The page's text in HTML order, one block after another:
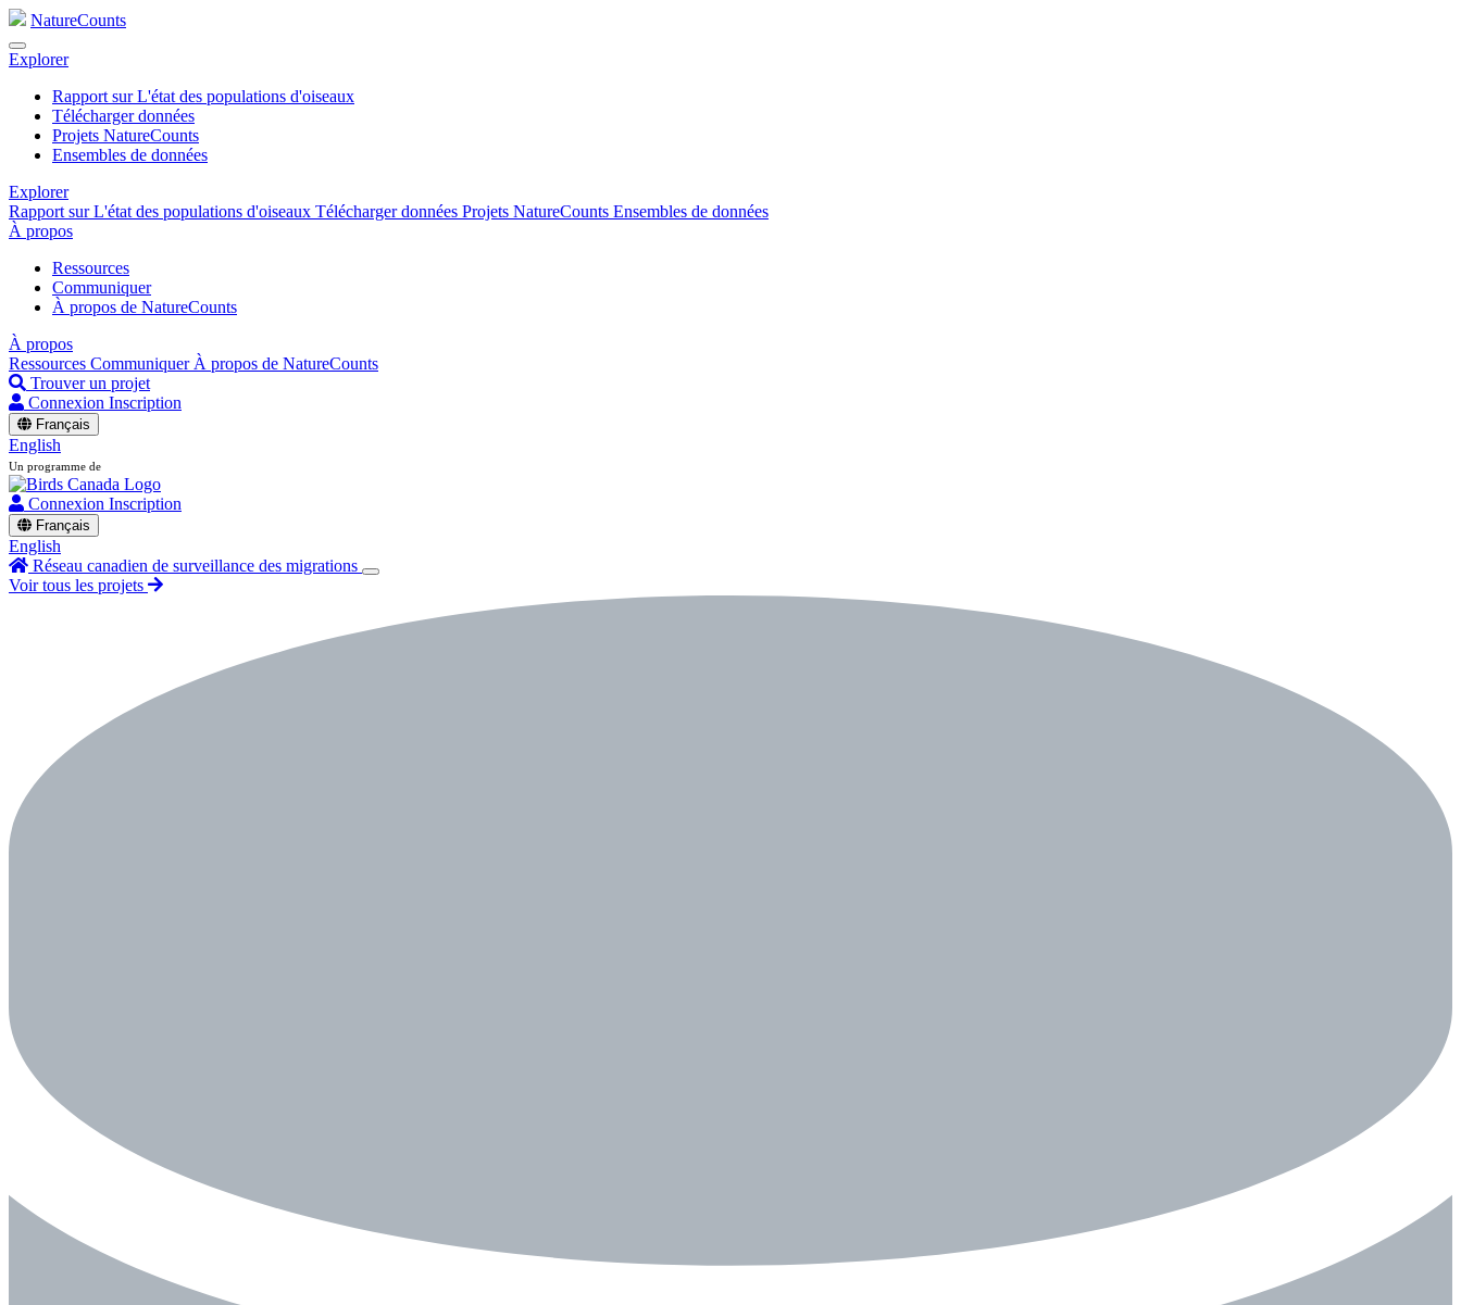
NatureCounts
Explorer
Rapport sur L'état des populations d'oiseaux
Télécharger données
Projets NatureCounts
Ensembles de données
Explorer
Rapport sur L'état des populations d'oiseaux Télécharger données Projets NatureCounts Ensembles de données
À propos
Ressources
Communiquer
À propos de NatureCounts
À propos
Ressources Communiquer À propos de NatureCounts
Trouver un projet
Connexion Inscription
Français
English
Un programme de
Connexion Inscription
Français
English
Réseau canadien de surveillance des migrations
Voir tous les projets